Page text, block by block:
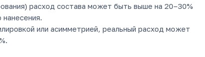
расход состава может быть выше на 20–30%
или асимметрией, реальный расход может